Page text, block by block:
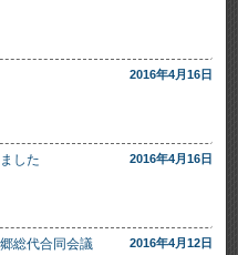
2016年4月16日
した 2016年4月16日
総代合同会議 2016年4月12日